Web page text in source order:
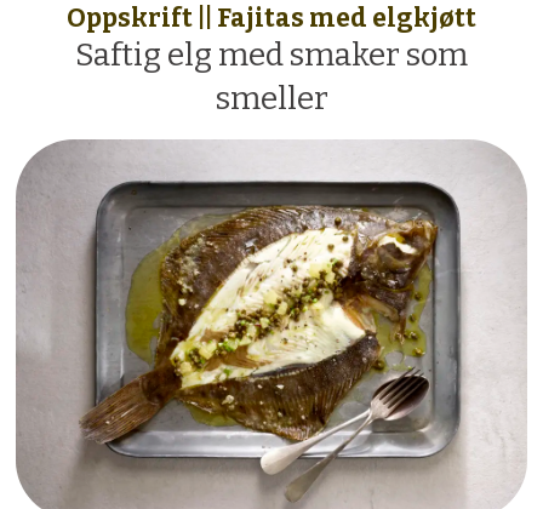
Oppskrift || Fajitas med elgkjøtt
Saftig elg med smaker som
smeller